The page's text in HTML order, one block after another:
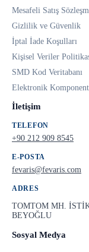
Mesafeli Satış
Gizlilik ve Güvenlik
İptal İade Koşulları
Kişisel Veriler
SMD Kod Veritabanı
Elektronik Komponent
İletişim
TELEFON
+90 212 909 8545
E-POSTA
fevaris@fevaris.com
ADRES
TOMTOM MH.
BEYOĞLU
Sosyal Medya